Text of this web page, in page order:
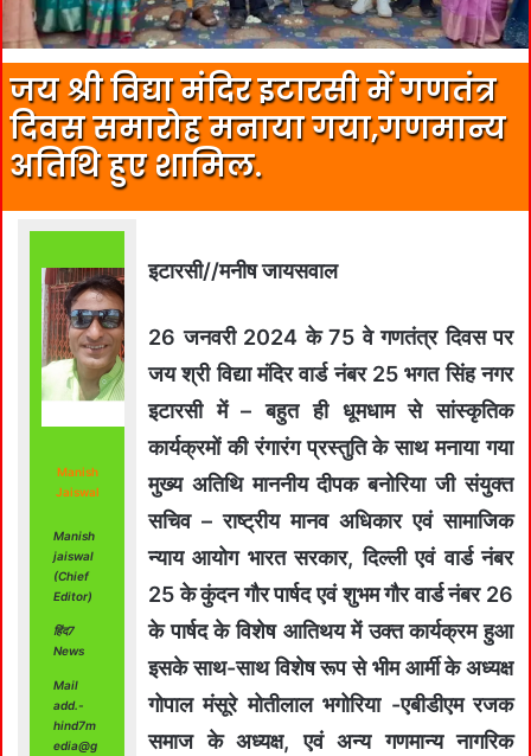
जय श्री विद्या मंदिर इटारसी में गणतंत्र
दिवस समारोह मनाया गया,गणमान्य
अतिथि हुए शामिल.
Manish
Jaiswal
Manish
jaiswal
(Chief
Editor)
हिंद7
News
Mail
add.-
hind7m
edia@g
इटारसी//मनीष जायसवाल
26 जनवरी 2024 के 75 वे गणतंत्र दिवस पर
जय श्री विद्या मंदिर वार्ड नंबर 25 भगत सिंह नगर
इटारसी में – बहुत ही धूमधाम से सांस्कृतिक
कार्यक्रमों की रंगारंग प्रस्तुति के साथ मनाया गया
मुख्य अतिथि माननीय दीपक बनोरिया जी संयुक्त
सचिव – राष्ट्रीय मानव अधिकार एवं सामाजिक
न्याय आयोग भारत सरकार, दिल्ली एवं वार्ड नंबर
25 के कुंदन गौर पार्षद एवं शुभम गौर वार्ड नंबर 26
के पार्षद के विशेष आतिथय में उक्त कार्यक्रम हुआ
इसके साथ-साथ विशेष रूप से भीम आर्मी के अध्यक्ष
गोपाल मंसूरे मोतीलाल भगोरिया -एबीडीएम रजक
समाज के अध्यक्ष, एवं अन्य गणमान्य नागरिक